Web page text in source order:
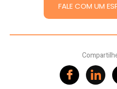
FALE COM UM